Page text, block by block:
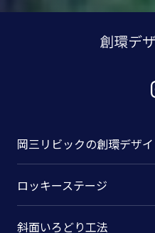
岡三リビックの創環デザ
ロッキーステージ
斜面いろどり工法